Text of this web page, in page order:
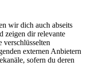
wir dich auch abseits
zeigen dir relevante
externen Anbietern
sofern du deren